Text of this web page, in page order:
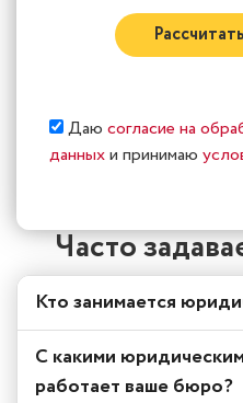
Даю согласие на
данных и принимаю
Часто
Кто занимается
С какими
работает ваше бюро?